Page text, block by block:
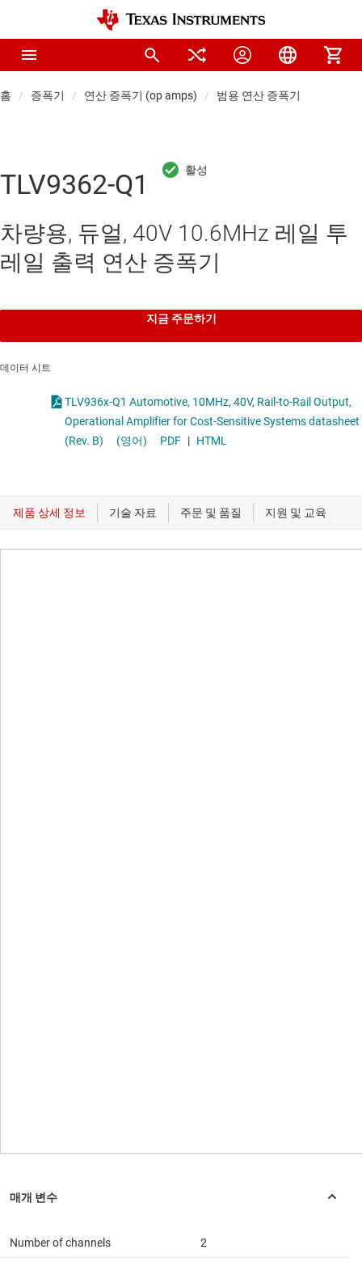
홈 증폭기 연산 증폭기 (op amps) 범용 연산 증폭기
TLV9362-Q1
차량용, 듀얼, 40V 10.6MHz 레일 투
레일 출력 연산 증폭기
지금 주문하기
데이터 시트
TLV936x-Q1 Automotive, 10MHz, 40V, Rail-to-Rail Output,
Operational Amplifier for Cost-Sensitive Systems datasheet
(Rev. B)
(영어) PDF | HTML
Number of channels 2